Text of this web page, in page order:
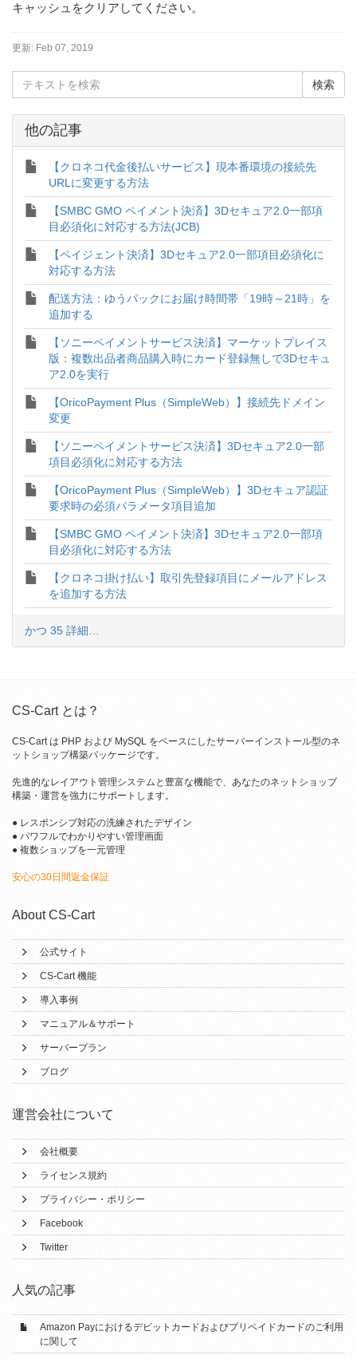
キャッシュをクリアしてください。
更新: Feb 07, 2019
他の記事
【クロネコ代金後払いサービス】現本番環境の接続先
URLに変更する方法
【SMBC GMO ペイメント決済】3Dセキュア2.0一部項
目必須化に対応する方法(JCB)
【ペイジェント決済】3Dセキュア2.0一部項目必須化に
対応する方法
配送方法：ゆうパックにお届け時間帯「19時～21時」を
追加する
【ソニーペイメントサービス決済】マーケットプレイス
版：複数出品者商品購入時にカード登録無しで3Dセキュ
ア2.0を実行
【OricoPayment Plus（SimpleWeb）】接続先ドメイン
変更
【ソニーペイメントサービス決済】3Dセキュア2.0一部
項目必須化に対応する方法
【OricoPayment Plus（SimpleWeb）】3Dセキュア認証
要求時の必須パラメータ項目追加
【SMBC GMO ペイメント決済】3Dセキュア2.0一部項
目必須化に対応する方法
【クロネコ掛け払い】取引先登録項目にメールアドレス
を追加する方法
かつ 35 詳細…
CS-Cart とは？
CS-Cart は PHP および MySQL をベースにしたサーバーインストール型のネ
ットショップ構築パッケージです。
先進的なレイアウト管理システムと豊富な機能で、あなたのネットショップ
構築・運営を強力にサポートします。
● レスポンシブ対応の洗練されたデザイン
● パワフルでわかりやすい管理画面
● 複数ショップを一元管理
安心の30日間返金保証
About CS-Cart
公式サイト
CS-Cart 機能
導入事例
マニュアル＆サポート
サーバープラン
ブログ
運営会社について
会社概要
ライセンス規約
プライバシー・ポリシー
Facebook
Twitter
人気の記事
Amazon Payにおけるデビットカードおよびプリペイドカードのご利用
に関して